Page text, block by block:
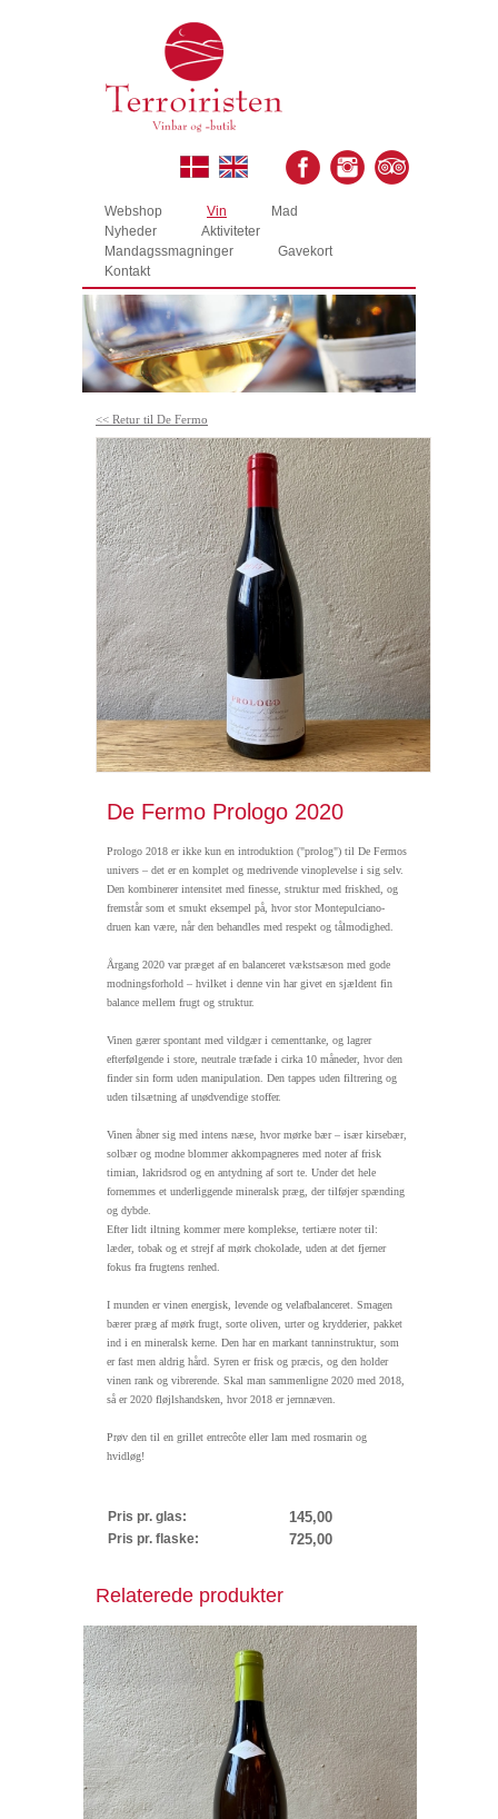
Webshop Vin
Mad
Nyheder
Aktiviteter
Mandagssmagninger
Gavekort
Kontakt
<< Retur til De Fermo
De Fermo Prologo 2020
Prologo 2018 er ikke kun en introduktion ("prolog") til De Fermos
univers – det er en komplet og medrivende vinoplevelse i sig selv.
Den kombinerer intensitet med finesse, struktur med friskhed, og
fremstår som et smukt eksempel på, hvor stor Montepulciano-
druen kan være, når den behandles med respekt og tålmodighed.
Årgang 2020 var præget af en balanceret vækstsæson med gode
modningsforhold – hvilket i denne vin har givet en sjældent fin
balance mellem frugt og struktur.
Vinen gærer spontant med vildgær i cementtanke, og lagrer
efterfølgende i store, neutrale træfade i cirka 10 måneder, hvor den
finder sin form uden manipulation. Den tappes uden filtrering og
uden tilsætning af unødvendige stoffer.
Vinen åbner sig med intens næse, hvor mørke bær – især kirsebær,
solbær og modne blommer akkompagneres med noter af frisk
timian, lakridsrod og en antydning af sort te. Under det hele
fornemmes et underliggende mineralsk præg, der tilføjer spænding
og dybde.
Efter lidt iltning kommer mere komplekse, tertiære noter til:
læder, tobak og et strejf af mørk chokolade, uden at det fjerner
fokus fra frugtens renhed.
I munden er vinen energisk, levende og velafbalanceret. Smagen
bærer præg af mørk frugt, sorte oliven, urter og krydderier, pakket
ind i en mineralsk kerne. Den har en markant tanninstruktur, som
er fast men aldrig hård. Syren er frisk og præcis, og den holder
vinen rank og vibrerende. Skal man sammenligne 2020 med 2018,
så er 2020 fløjlshandsken, hvor 2018 er jernnæven.
Prøv den til en grillet entrecôte eller lam med rosmarin og
hvidløg!
Pris pr. glas: 145,00
Pris pr. flaske: 725,00
Relaterede produkter